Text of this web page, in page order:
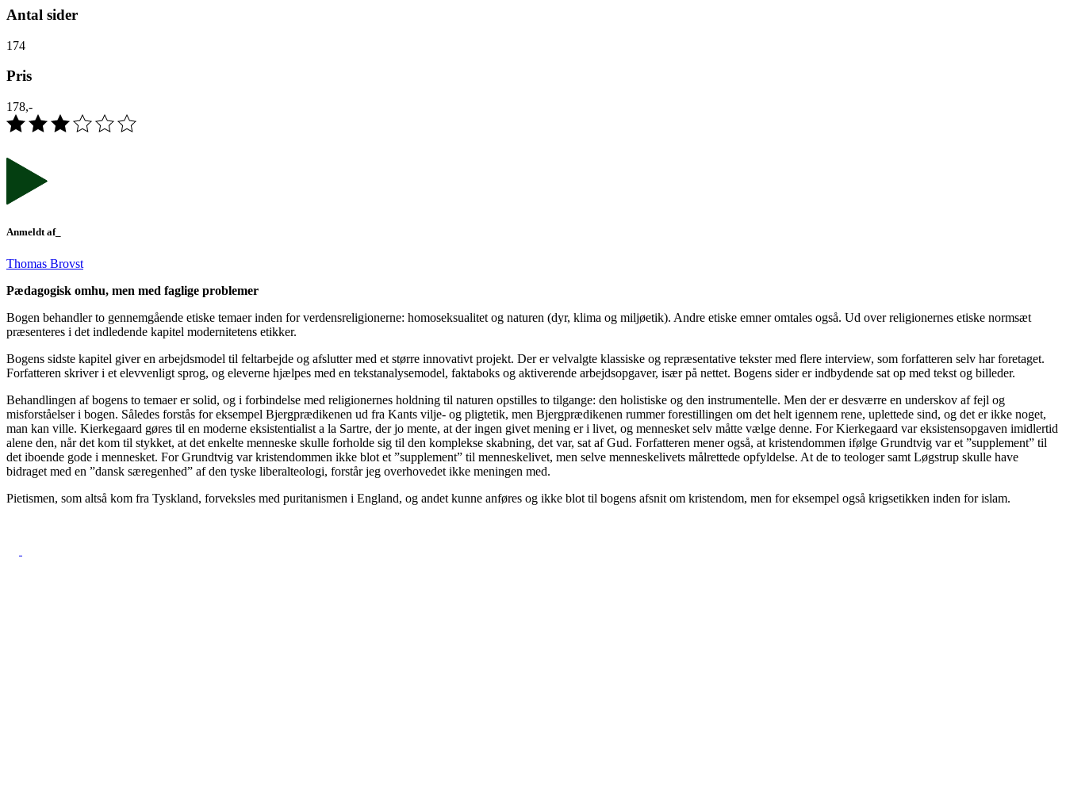
Antal sider
174
Pris
178,-
Anmeldt af_
Thomas Brovst
Pædagogisk omhu, men med faglige problemer
Bogen behandler to gennemgående etiske temaer inden for verdensreligionerne: homoseksualitet og naturen (dyr, klima og miljøetik). Andre etiske emner omtales også. Ud over religionernes etiske normsæt
præsenteres i det indledende kapitel modernitetens etikker.
Bogens sidste kapitel giver en arbejdsmodel til feltarbejde og afslutter med et større innovativt projekt. Der er velvalgte klassiske og repræsentative tekster med flere interview, som forfatteren selv har foretaget.
Forfatteren skriver i et elevvenligt sprog, og eleverne hjælpes med en tekstanalysemodel, faktaboks og aktiverende arbejdsopgaver, især på nettet. Bogens sider er indbydende sat op med tekst og billeder.
Behandlingen af bogens to temaer er solid, og i forbindelse med religionernes holdning til naturen opstilles to tilgange: den holistiske og den instrumentelle. Men der er desværre en underskov af fejl og
misforståelser i bogen. Således forstås for eksempel Bjergprædikenen ud fra Kants vilje- og pligtetik, men Bjergprædikenen rummer forestillingen om det helt igennem rene, uplettede sind, og det er ikke noget,
man kan ville. Kierkegaard gøres til en moderne eksistentialist a la Sartre, der jo mente, at der ingen givet mening er i livet, og mennesket selv måtte vælge denne. For Kierkegaard var eksistensopgaven imidlertid
alene den, når det kom til stykket, at det enkelte menneske skulle forholde sig til den komplekse skabning, det var, sat af Gud. Forfatteren mener også, at kristendommen ifølge Grundtvig var et ”supplement” til
det iboende gode i mennesket. For Grundtvig var kristendommen ikke blot et ”supplement” til menneskelivet, men selve menneskelivets målrettede opfyldelse. At de to teologer samt Løgstrup skulle have
bidraget med en ”dansk særegenhed” af den tyske liberalteologi, forstår jeg overhovedet ikke meningen med.
Pietismen, som altså kom fra Tyskland, forveksles med puritanismen i England, og andet kunne anføres og ikke blot til bogens afsnit om kristendom, men for eksempel også krigsetikken inden for islam.